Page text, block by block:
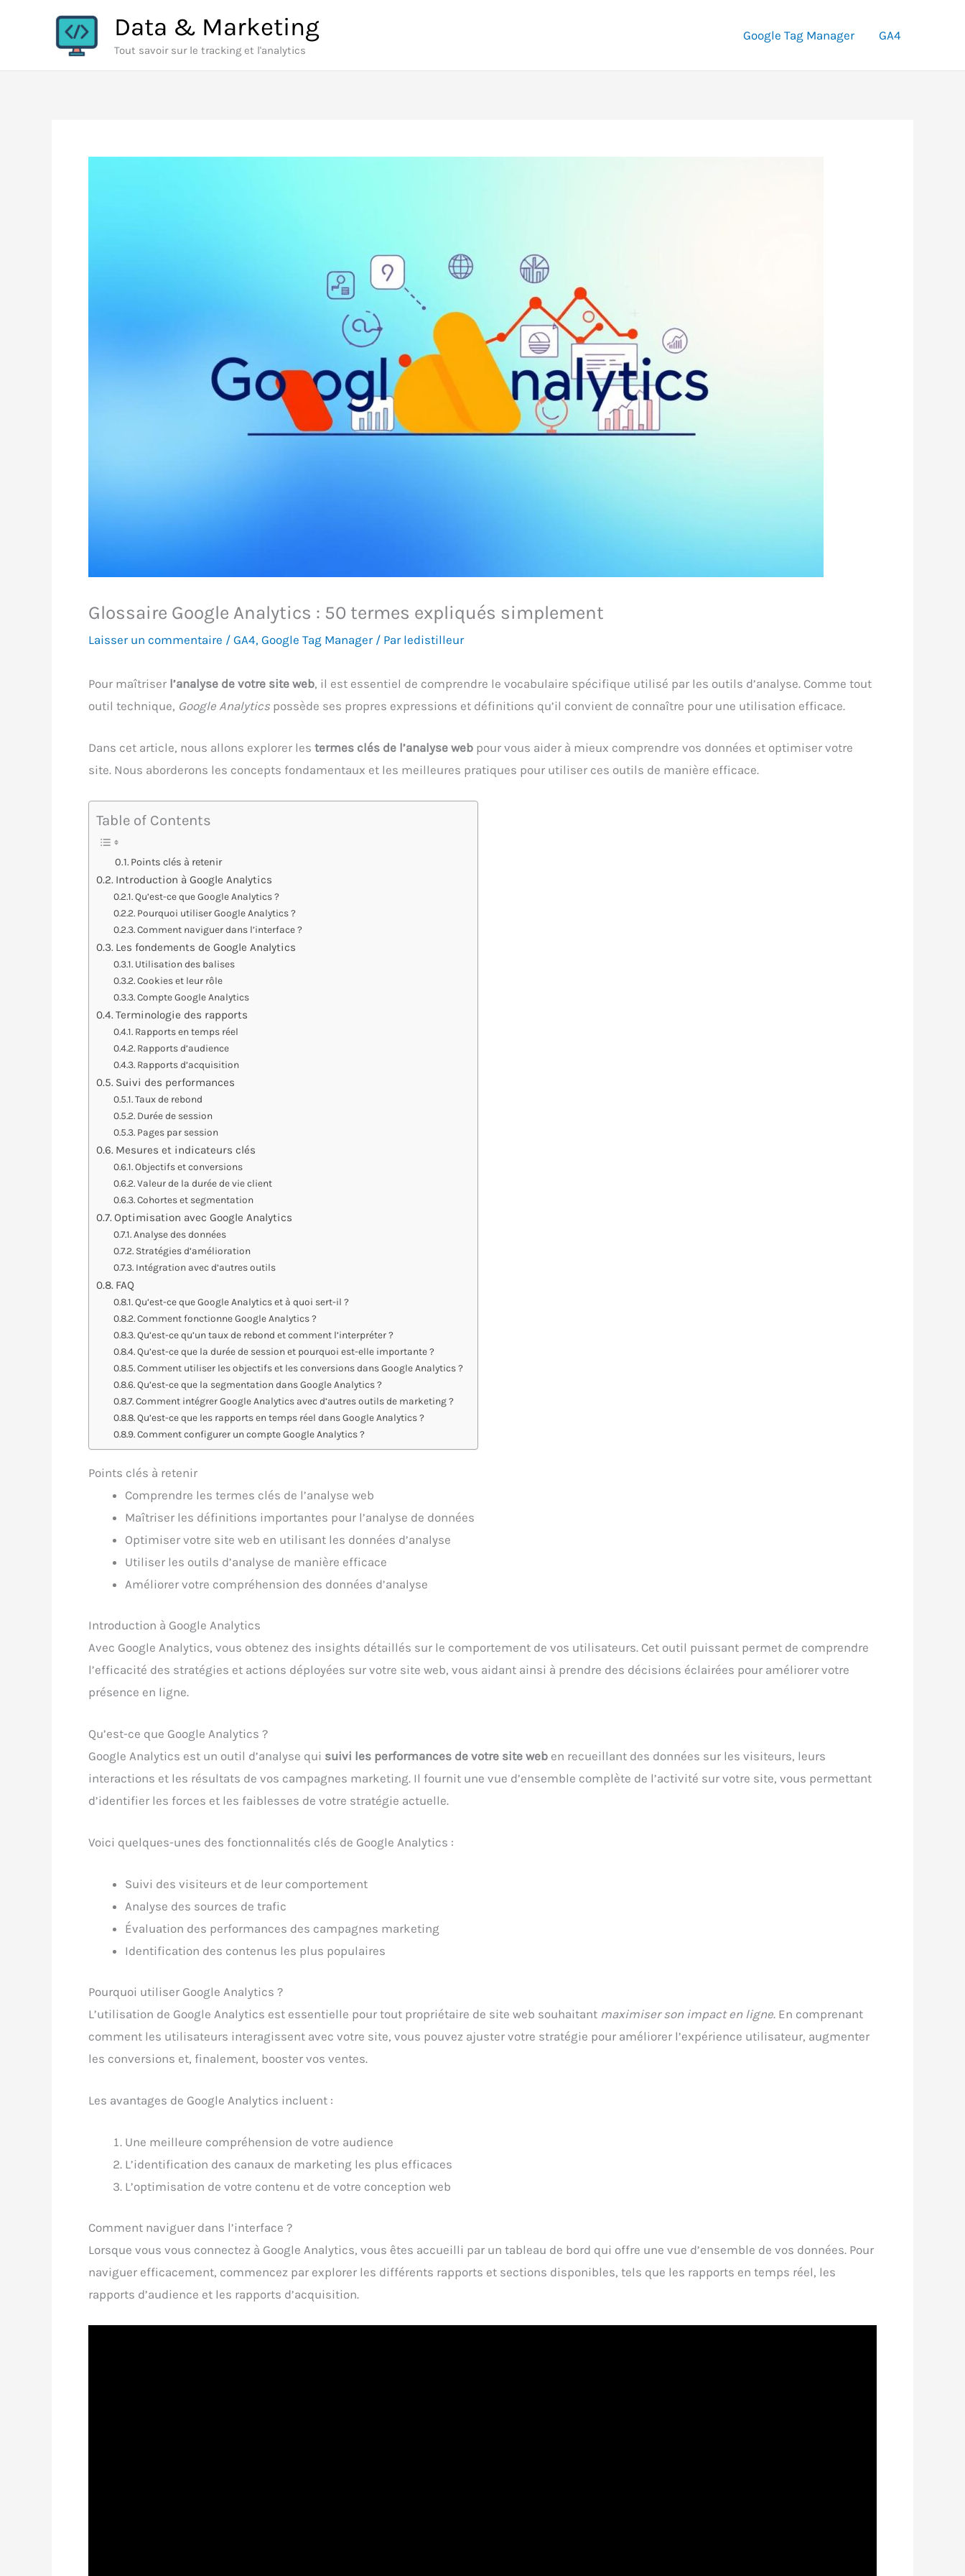
Data & Marketing
Tout savoir sur le tracking et l'analytics
Google Tag Manager GA4
Glossaire Google Analytics : 50 termes expliqués simplement
Laisser un commentaire / GA4, Google Tag Manager/ Par ledistilleur
Pour maîtriser l’analyse de votre site web, il est essentiel de comprendre le vocabulaire spécifique utilisé par les outils d’analyse. Comme tout
outil technique, Google Analytics possède ses propres expressions et définitions qu’il convient de connaître pour une utilisation efficace.
Dans cet article, nous allons explorer les termes clés de l’analyse web pour vous aider à mieux comprendre vos données et optimiser votre
site. Nous aborderons les concepts fondamentaux et les meilleures pratiques pour utiliser ces outils de manière efficace.
Table of Contents
Points clés à retenir
Introduction à Google Analytics
Qu’est-ce que Google Analytics ?
Pourquoi utiliser Google Analytics ?
Comment naviguer dans l’interface ?
Les fondements de Google Analytics
Utilisation des balises
Cookies et leur rôle
Compte Google Analytics
Terminologie des rapports
Rapports en temps réel
Rapports d’audience
Rapports d’acquisition
Suivi des performances
Taux de rebond
Durée de session
Pages par session
Mesures et indicateurs clés
Objectifs et conversions
Valeur de la durée de vie client
Cohortes et segmentation
Optimisation avec Google Analytics
Analyse des données
Stratégies d’amélioration
Intégration avec d’autres outils
FAQ
Qu’est-ce que Google Analytics et à quoi sert-il ?
Comment fonctionne Google Analytics ?
Qu’est-ce qu’un taux de rebond et comment l’interpréter ?
Qu’est-ce que la durée de session et pourquoi est-elle importante ?
Comment utiliser les objectifs et les conversions dans Google Analytics ?
Qu’est-ce que la segmentation dans Google Analytics ?
Comment intégrer Google Analytics avec d’autres outils de marketing ?
Qu’est-ce que les rapports en temps réel dans Google Analytics ?
Comment configurer un compte Google Analytics ?
Points clés à retenir
Comprendre les termes clés de l’analyse web
Maîtriser les définitions importantes pour l’analyse de données
Optimiser votre site web en utilisant les données d’analyse
Utiliser les outils d’analyse de manière efficace
Améliorer votre compréhension des données d’analyse
Introduction à Google Analytics
Avec Google Analytics, vous obtenez des insights détaillés sur le comportement de vos utilisateurs. Cet outil puissant permet de comprendre
l’efficacité des stratégies et actions déployées sur votre site web, vous aidant ainsi à prendre des décisions éclairées pour améliorer votre
présence en ligne.
Qu’est-ce que Google Analytics ?
Google Analytics est un outil d’analyse qui suivi les performances de votre site web en recueillant des données sur les visiteurs, leurs
interactions et les résultats de vos campagnes marketing. Il fournit une vue d’ensemble complète de l’activité sur votre site, vous permettant
d’identifier les forces et les faiblesses de votre stratégie actuelle.
Voici quelques-unes des fonctionnalités clés de Google Analytics :
Suivi des visiteurs et de leur comportement
Analyse des sources de trafic
Évaluation des performances des campagnes marketing
Identification des contenus les plus populaires
Pourquoi utiliser Google Analytics ?
L’utilisation de Google Analytics est essentielle pour tout propriétaire de site web souhaitant maximiser son impact en ligne. En comprenant
comment les utilisateurs interagissent avec votre site, vous pouvez ajuster votre stratégie pour améliorer l’expérience utilisateur, augmenter
les conversions et, finalement, booster vos ventes.
Les avantages de Google Analytics incluent :
Une meilleure compréhension de votre audience
L’identification des canaux de marketing les plus efficaces
L’optimisation de votre contenu et de votre conception web
Comment naviguer dans l’interface ?
Lorsque vous vous connectez à Google Analytics, vous êtes accueilli par un tableau de bord qui offre une vue d’ensemble de vos données. Pour
naviguer efficacement, commencez par explorer les différents rapports et sections disponibles, tels que les rapports en temps réel, les
rapports d’audience et les rapports d’acquisition.